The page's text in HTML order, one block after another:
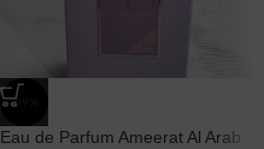
-29%
Eau de Parfum Ameerat Al Arab